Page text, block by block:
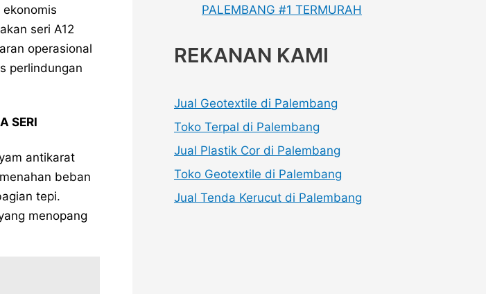
seri A12
operasional
perlindungan
SERI
antikarat
beban
tepi.
menopang
PALEMBANG #1 TERMURAH
REKANAN KAMI
Jual Geotextile di Palembang
Toko Terpal di Palembang
Jual Plastik Cor di Palembang
Toko Geotextile di Palembang
Jual Tenda Kerucut di Palembang